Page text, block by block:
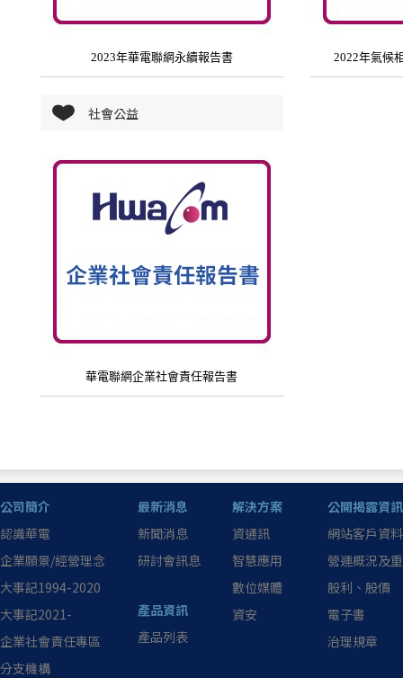
2023年華電聯網永續報告書 2022年氣候
社會公益
華電聯網企業社會責任報告書
公司簡介
認識華電
企業願景/經營理念
大事記1994-2020
大事記2021-
企業社會責任專區
分支機構
最新消息
新聞消息
研討會訊息
產品資訊
產品列表
解決方案
資通訊
智慧應用
數位媒體
資安
公開揭露資訊
網站客戶資
營運概況及
股利、股價
電子書
治理規章